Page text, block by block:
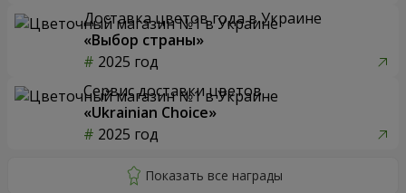
Доставка цветов года в Украине
«Выбор страны»
2025 год
Сервис доставки цветов
«Ukrainian Choice»
2025 год